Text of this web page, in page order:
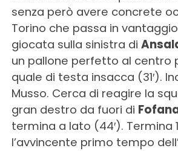
senza però avere concrete
Torino che passa in
giocata sulla sinistra di
un pallone perfetto al centro
quale di testa insacca (31′).
Musso. Cerca di reagire la
gran destro da fuori di
termina a lato (44′). Termina
l’avvincente primo tempo